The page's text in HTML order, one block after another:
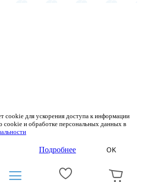
cookie для ускорения доступа к информации
cookie и обработке персональных данных в
Подробнее OK